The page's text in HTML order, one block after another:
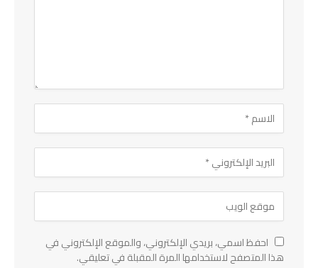
احفظ اسمي، بريدي الإلكتروني، والموقع الإلكتروني في
هذا المتصفح لاستخدامها المرة المقبلة في تعليقي.